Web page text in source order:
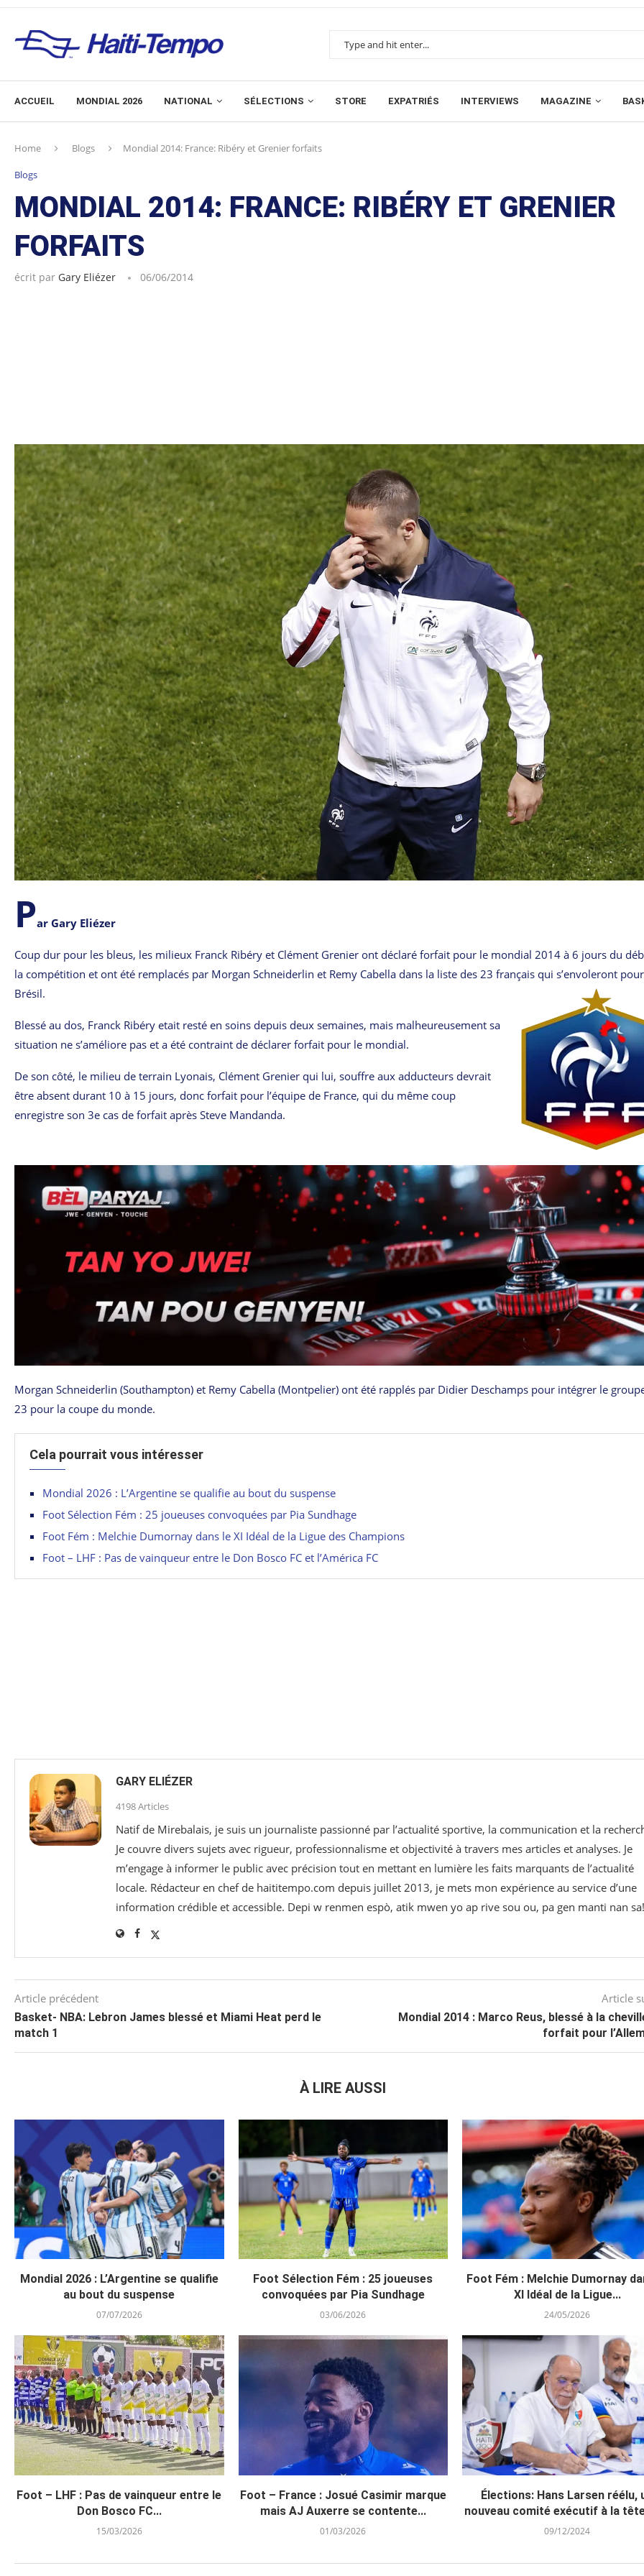
ACCUEIL MONDIAL 2026 NATIONAL SÉLECTIONS STORE EXPATRIÉS INTERVIEWS MAGAZINE
Home Blogs Mondial 2014: France: Ribéry et Grenier forfaits
Blogs
MONDIAL 2014: FRANCE: RIBÉRY ET GRENIER
FORFAITS
écrit par Gary Eliézer 06/06/2014
Par Gary Eliézer
Coup dur pour les bleus, les milieux Franck Ribéry et Clément Grenier ont déclaré forfait pour le mondial 2014 à 6 jours du
la compétition et ont été remplacés par Morgan Schneiderlin et Remy Cabella dans la liste des 23 français qui s’envoleront
Brésil.
Blessé au dos, Franck Ribéry etait resté en soins depuis deux semaines, mais malheureusement sa
situation ne s’améliore pas et a été contraint de déclarer forfait pour le mondial.
De son côté, le milieu de terrain Lyonais, Clément Grenier qui lui, souffre aux adducteurs devrait
être absent durant 10 à 15 jours, donc forfait pour l’équipe de France, qui du même coup
enregistre son 3e cas de forfait après Steve Mandanda.
Morgan Schneiderlin (Southampton) et Remy Cabella (Montpelier) ont été rapplés par Didier Deschamps pour intégrer le
23 pour la coupe du monde.
Cela pourrait vous intéresser
Mondial 2026 : L’Argentine se qualifie au bout du suspense
Foot Sélection Fém : 25 joueuses convoquées par Pia Sundhage
Foot Fém : Melchie Dumornay dans le XI Idéal de la Ligue des Champions
Foot – LHF : Pas de vainqueur entre le Don Bosco FC et l’América FC
GARY ELIÉZER
4198 Articles
Natif de Mirebalais, je suis un journaliste passionné par l’actualité sportive, la communication et la
Je couvre divers sujets avec rigueur, professionnalisme et objectivité à travers mes articles et analyses. Je
m’engage à informer le public avec précision tout en mettant en lumière les faits marquants de l’actualité
locale. Rédacteur en chef de haititempo.com⁠ depuis juillet 2013, je mets mon expérience au service d’une
information crédible et accessible. Depi w renmen espò, atik mwen yo ap rive sou ou, pa gen manti nan sa!
Article précédent
Basket- NBA: Lebron James blessé et Miami Heat perd le
match 1
Article
Mondial 2014 : Marco Reus, blessé à la
forfait pour
À LIRE AUSSI
Mondial 2026 : L’Argentine se qualifie
au bout du suspense
07/07/2026
Foot Sélection Fém : 25 joueuses
convoquées par Pia Sundhage
03/06/2026
Foot Fém : Melchie Dumornay
XI Idéal de la Ligue...
24/05/2026
Foot – LHF : Pas de vainqueur entre le
Don Bosco FC...
15/03/2026
Foot – France : Josué Casimir marque
mais AJ Auxerre se contente...
01/03/2026
Élections: Hans Larsen réélu,
nouveau comité exécutif à la
09/12/2024